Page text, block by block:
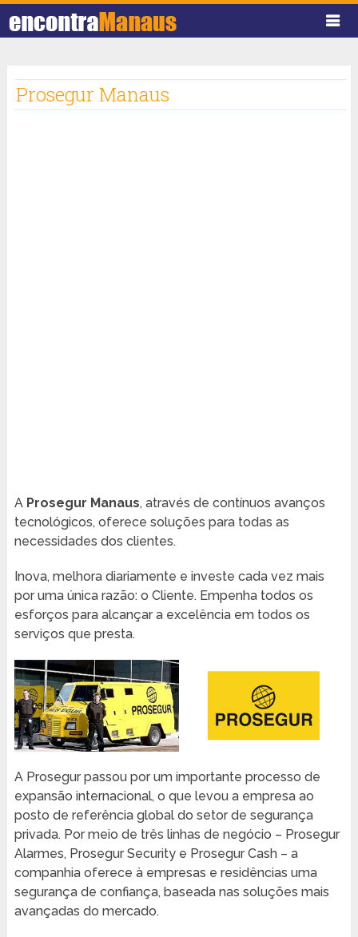
Prosegur Manaus
A Prosegur Manaus, através de contínuos avanços
tecnológicos, oferece soluções para todas as
necessidades dos clientes.
Inova, melhora diariamente e investe cada vez mais
por uma única razão: o Cliente. Empenha todos os
esforços para alcançar a excelência em todos os
serviços que presta.
A Prosegur passou por um importante processo de
expansão internacional, o que levou a empresa ao
posto de referência global do setor de segurança
privada. Por meio de três linhas de negócio – Prosegur
Alarmes, Prosegur Security e Prosegur Cash – a
companhia oferece à empresas e residências uma
segurança de confiança, baseada nas soluções mais
avançadas do mercado.